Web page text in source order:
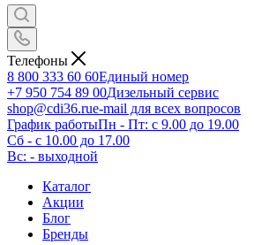
Телефоны
8 800 333 60 60Единый номер
+7 950 754 89 00Дизельный сервис
shop@cdi36.rue-mail для всех вопросов
График работыПн - Пт: с 9.00 до 19.00
Сб - с 10.00 до 17.00
Вс: - выходной
Каталог
Акции
Блог
Бренды